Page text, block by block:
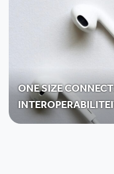
ONE SIZE